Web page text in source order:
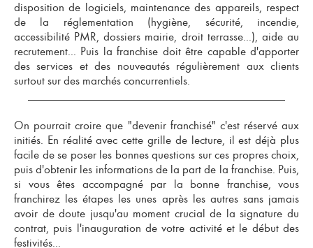
disposition de logiciels, maintenance des appareils, respect
de la réglementation (hygiène, sécurité, incendie,
accessibilité PMR, dossiers mairie, droit terrasse...), aide au
recrutement... Puis la franchise doit être capable d'apporter
des services et des nouveautés régulièrement aux clients
surtout sur des marchés concurrentiels.
On pourrait croire que "devenir franchisé" c'est réservé aux
initiés. En réalité avec cette grille de lecture, il est déjà plus
facile de se poser les bonnes questions sur ces propres choix,
puis d'obtenir les informations de la part de la franchise. Puis,
si vous êtes accompagné par la bonne franchise, vous
franchirez les étapes les unes après les autres sans jamais
avoir de doute jusqu'au moment crucial de la signature du
contrat, puis l'inauguration de votre activité et le début des
festivités...